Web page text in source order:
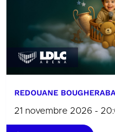
REDOUANE BOUGHERABA
21 novembre 2026 -